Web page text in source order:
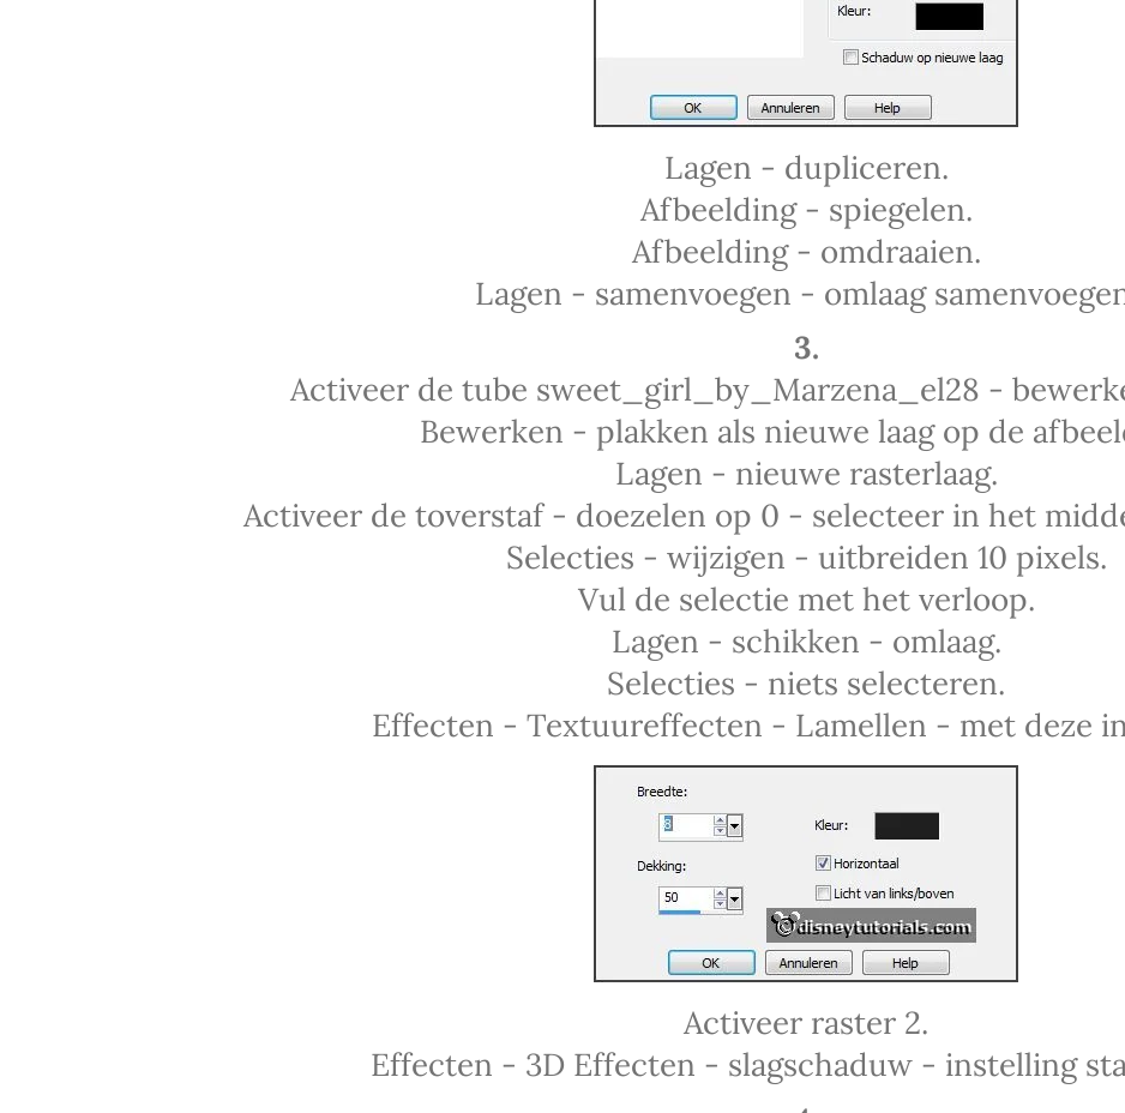
Lagen - dupliceren.
Afbeelding - spiegelen.
Afbeelding - omdraaien.
Lagen - samenvoegen - omlaag
3.
Activeer de tube sweet_girl_by_Marzena_el28 -
Bewerken - plakken als nieuwe laag op de
Lagen - nieuwe rasterlaag.
Activeer de toverstaf - doezelen op 0 - selecteer in het
Selecties - wijzigen - uitbreiden 10 pixels.
Vul de selectie met het verloop.
Lagen - schikken - omlaag.
Selecties - niets selecteren.
Effecten - Textuureffecten - Lamellen - met deze
Activeer raster 2.
Effecten - 3D Effecten - slagschaduw - instelling